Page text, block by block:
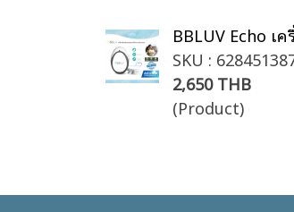
BBLUV Echo เ
SKU :
2,650 THB
(Product)